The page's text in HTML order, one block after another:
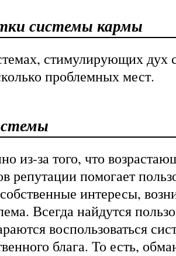
системы кармы
стимулирующих дух
проблемных мест.
из-за того, что
репутации помогает
интересы,
Всегда найдутся
воспользоваться
блага. То есть,